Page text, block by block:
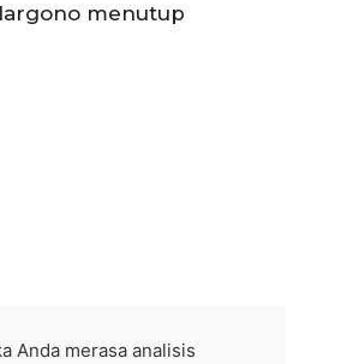
menutup
Anda merasa analisis